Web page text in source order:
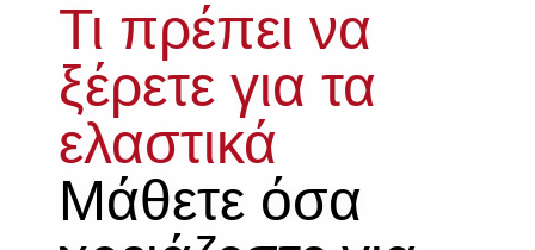
Τι πρέπει να
ξέρετε για τα
ελαστικά
Μάθετε όσα